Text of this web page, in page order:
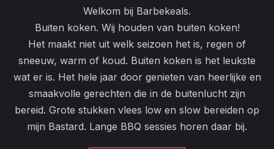
Welkom bij Barbekeals.
Buiten koken. Wij houden van buiten koken!
Het maakt niet uit welk seizoen het is, regen of
sneeuw, warm of koud. Buiten koken is het leukste
wat er is. Het hele jaar door genieten van heerlijke en
smaakvolle gerechten die in de buitenlucht zijn
bereid. Grote stukken vlees low en slow bereiden op
mijn Bastard. Lange BBQ sessies horen daar bij.